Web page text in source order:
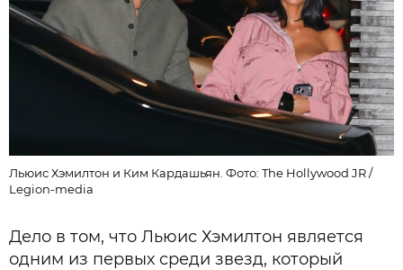
Льюис Хэмилтон и Ким Кардашьян. Фото: The Hollywood JR /
Legion-media
Дело в том, что Льюис Хэмилтон является
одним из первых среди звезд, который